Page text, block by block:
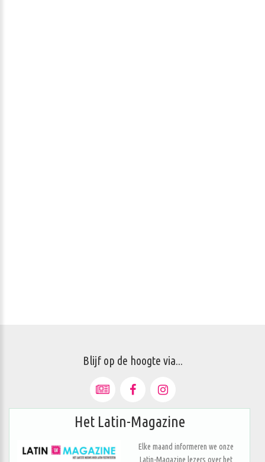
Blijf op de hoogte via...
Het Latin-Magazine
Elke maand informeren we onze
Latin-Magazine lezers over het